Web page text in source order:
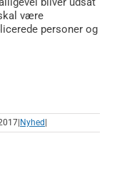
være
personer og
Nyhed